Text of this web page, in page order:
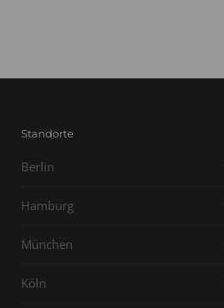
Standorte
Berlin
Hamburg
München
Köln